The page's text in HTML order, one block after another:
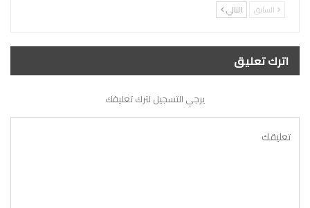
السابق التالي
اترك تعليق
يرجي التسجيل لترك تعليقك